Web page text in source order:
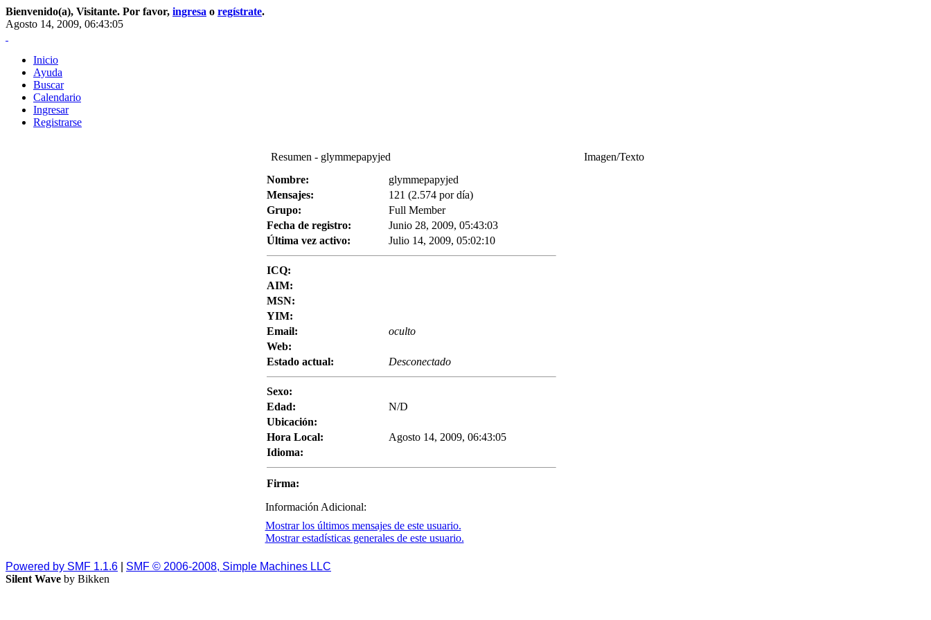
Bienvenido(a), Visitante. Por favor, ingresa o regístrate.
Agosto 14, 2009, 06:43:05
Inicio
Ayuda
Buscar
Calendario
Ingresar
Registrarse
Resumen - glymmepapyjed
Imagen/Texto
Nombre:
glymmepapyjed
Mensajes:
121 (2.574 por día)
Grupo:
Full Member
Fecha de registro:
Junio 28, 2009, 05:43:03
Última vez activo:
Julio 14, 2009, 05:02:10
ICQ:
AIM:
MSN:
YIM:
Email:
oculto
Web:
Estado actual:
Desconectado
Sexo:
Edad:
N/D
Ubicación:
Hora Local:
Agosto 14, 2009, 06:43:05
Idioma:
Firma:
Información Adicional:
Mostrar los últimos mensajes de este usuario.
Mostrar estadísticas generales de este usuario.
Powered by SMF 1.1.6
SMF © 2006-2008, Simple Machines LLC
Silent Wave by Bikken